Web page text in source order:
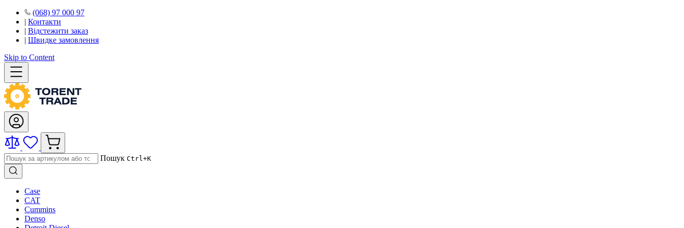
(068) 97 000 97
| Контакти
| Відстежити заказ
| Швидке замовлення
Skip to Content
Пошук Ctrl+K
Case
CAT
Cummins
Denso